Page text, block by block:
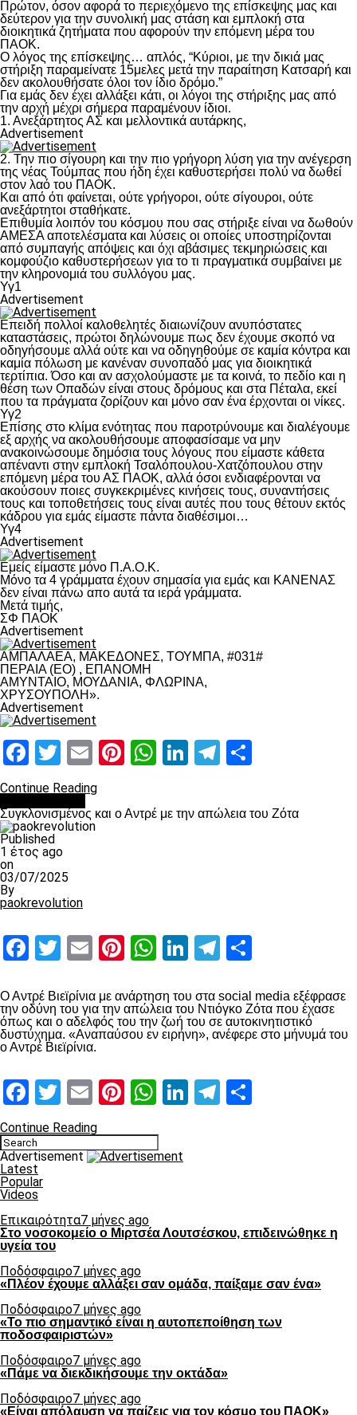
Πρώτον, όσον αφορά το περιεχόμενο της επίσκεψης μας και
δεύτερον για την συνολική μας στάση και εμπλοκή στα
διοικητικά ζητήματα που αφορούν την επόμενη μέρα του
ΠΑΟΚ.
Ο λόγος της επίσκεψης… απλός, “Κύριοι, με την δικιά μας
στήριξη παραμείνατε 15μελες μετά την παραίτηση Κατσαρή και
δεν ακολουθήσατε όλοι τον ίδιο δρόμο.”
Για εμάς δεν έχει αλλάξει κάτι, οι λόγοι της στήριξης μας από
την αρχή μέχρι σήμερα παραμένουν ίδιοι.
1. Ανεξάρτητος ΑΣ και μελλοντικά αυτάρκης,
Advertisement
2. Την πιο σίγουρη και την πιο γρήγορη λύση για την ανέγερση
της νέας Τούμπας που ήδη έχει καθυστερήσει πολύ να δωθεί
στον λαό του ΠΑΟΚ.
Και από ότι φαίνεται, ούτε γρήγοροι, ούτε σίγουροι, ούτε
ανεξάρτητοι σταθήκατε.
Επιθυμία λοιπόν του κόσμου που σας στήριξε είναι να δωθούν
ΑΜΕΣΑ αποτελέσματα και λύσεις οι οποίες υποστηρίζονται
από συμπαγής απόψεις και όχι αβάσιμες τεκμηριώσεις και
κομφούζιο καθυστερήσεων για το τι πραγματικά συμβαίνει με
την κληρονομιά του συλλόγου μας.
Υγ1
Advertisement
Επειδή πολλοί καλοθελητές διαιωνίζουν ανυπόστατες
καταστάσεις, πρώτοι δηλώνουμε πως δεν έχουμε σκοπό να
οδηγήσουμε αλλά ούτε και να οδηγηθούμε σε καμία κόντρα και
καμία πόλωση με κανέναν συνοπαδό μας για διοικητικά
τερτίπια. Όσο και αν ασχολούμαστε με τα κοινά, το πεδίο και η
θέση των Οπαδών είναι στους δρόμους και στα Πέταλα, εκεί
που τα πράγματα ζορίζουν και μόνο σαν ένα έρχονται οι νίκες.
Υγ2
Επίσης στο κλίμα ενότητας που παροτρύνουμε και διαλέγουμε
εξ αρχής να ακολουθήσουμε αποφασίσαμε να μην
ανακοινώσουμε δημόσια τους λόγους που είμαστε κάθετα
απέναντι στην εμπλοκή Τσαλόπουλου-Χατζόπουλου στην
επόμενη μέρα του ΑΣ ΠΑΟΚ, αλλά όσοι ενδιαφέρονται να
ακούσουν ποιες συγκεκριμένες κινήσεις τους, συναντήσεις
τους και τοποθετήσεις τους είναι αυτές που τους θέτουν εκτός
κάδρου για εμάς είμαστε πάντα διαθέσιμοι…
Υγ4
Advertisement
Εμείς είμαστε μόνο Π.Α.Ο.Κ.
Μόνο τα 4 γράμματα έχουν σημασία για εμάς και ΚΑΝΕΝΑΣ
δεν είναι πάνω απο αυτά τα ιερά γράμματα.
Μετά τιμής,
ΣΦ ΠΑΟΚ
Advertisement
ΑΜΠΑΛΑΕΑ, ΜΑΚΕΔΟΝΕΣ, ΤΟΥΜΠΑ, #031#
ΠΕΡΑΙΑ (ΕΟ) , ΕΠΑΝΟΜΗ
ΑΜΥΝΤΑΙΟ, ΜΟΥΔΑΝΙΑ, ΦΛΩΡΙΝΑ,
ΧΡΥΣΟΥΠΟΛΗ».
Advertisement
Facebook
Twitter
EmailPinterest
WhatsApp
LinkedIn
Telegram
Continue Reading
Συγκλονισμένος και ο Αντρέ με την απώλεια του Ζότα
Published
1 έτος ago
on
03/07/2025
By
paokrevolution
Facebook
Twitter
EmailPinterest
WhatsApp
LinkedIn
Telegram
Ο Αντρέ Βιεϊρίνια με ανάρτηση του στα social media εξέφρασε
την οδύνη του για την απώλεια του Ντιόγκο Ζότα που έχασε
όπως και ο αδελφός του την ζωή του σε αυτοκινητιστικό
δυστύχημα. «Αναπαύσου εν ειρήνη», ανέφερε στο μήνυμά του
ο Αντρέ Βιεϊρίνια.
Facebook
Twitter
EmailPinterest
WhatsApp
LinkedIn
Telegram
Continue Reading
Advertisement
Latest
Popular
Videos
Επικαιρότητα7 μήνες ago
Στο νοσοκομείο ο Μιρτσέα Λουτσέσκου, επιδεινώθηκε η
υγεία του
Ποδόσφαιρο7 μήνες ago
«Πλέον έχουμε αλλάξει σαν ομάδα, παίξαμε σαν ένα»
Ποδόσφαιρο7 μήνες ago
«Το πιο σημαντικό είναι η αυτοπεποίθηση των
ποδοσφαιριστών»
Ποδόσφαιρο7 μήνες ago
«Πάμε να διεκδικήσουμε την οκτάδα»
Ποδόσφαιρο7 μήνες ago
«Είναι απόλαυση να παίζεις για τον κόσμο του ΠΑΟΚ»